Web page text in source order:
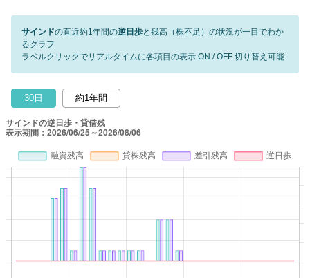
サインドの直近約1年間の逆日歩と残高（株不足）の状況が一目でわか
るグラフ
ラベルクリックでリアルタイムに各項目の表示 ON / OFF 切り替え可能
30日 約1年間